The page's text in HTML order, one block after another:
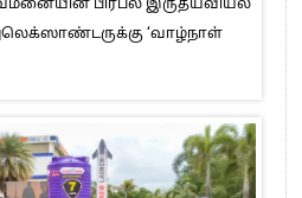
பிரபல இருதயவியல்
‘வாழ்நாள்